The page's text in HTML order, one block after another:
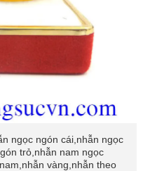
ngọc ngón cái,nhẫn ngọc
trỏ,nhẫn nam ngọc
vàng,nhẫn theo